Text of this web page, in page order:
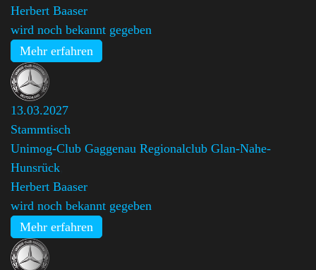
Herbert Baaser
wird noch bekannt gegeben
Mehr erfahren
13.03.2027
Stammtisch
Unimog-Club Gaggenau Regionalclub Glan-Nahe-
Hunsrück
Herbert Baaser
wird noch bekannt gegeben
Mehr erfahren